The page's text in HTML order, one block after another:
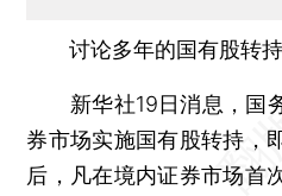
讨论多年的国有股转
新华社19日消息，国
券市场实施国有股转持，
后，凡在境内证券市场首